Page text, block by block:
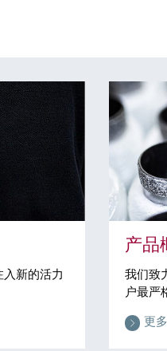
新的活力
产品
我们致
户最严
更